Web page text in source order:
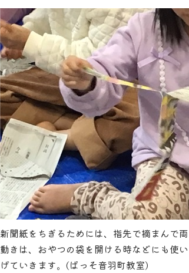
新聞紙をちぎるためには、指先で摘まんで
動きは、おやつの袋を開ける時などにも使
げていきます。(ぱっそ音羽町教室)